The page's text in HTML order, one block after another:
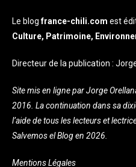
Le blogfrance-chili.com est
Culture, Patrimoine,
Directeur de la publication :
Site mis en ligne par Jorge
2016. La continuation dans sa
l’aide de tous les lecteurs et
Salvemos el Blog en 2026.
Mentions Légales